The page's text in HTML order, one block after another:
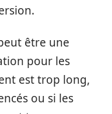
être une
pour les
est trop long,
ou si les